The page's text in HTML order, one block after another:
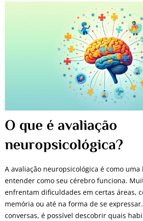
O que é avaliação
neuropsicológica?
A avaliação neuropsicológica é como
entender como seu cérebro funciona.
enfrentam dificuldades em certas áreas,
memória ou até na forma de se
conversas, é possível descobrir quais